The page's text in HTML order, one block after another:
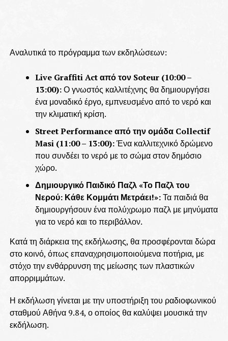
Αναλυτικά το πρόγραμμα των εκδηλώσεων:
Live Graffiti Act από τον Soteur (10:00 –
13:00):Ο γνωστός καλλιτέχνης θα δημιουργήσει
ένα μοναδικό έργο, εμπνευσμένο από το νερό και
την κλιματική κρίση.
Street Performance από την ομάδα Collectif
Masi (11:00 – 13:00):Ένα καλλιτεχνικό δρώμενο
που συνδέει το νερό με το σώμα στον δημόσιο
χώρο.
Δημιουργικό Παιδικό Παζλ «Το Παζλ του
Νερού: Κάθε Κομμάτι Μετράει!»:Τα παιδιά θα
δημιουργήσουν ένα πολύχρωμο παζλ με μηνύματα
για το νερό και το περιβάλλον.
Κατά τη διάρκεια της εκδήλωσης, θα προσφέρονται δώρα
στο κοινό, όπως επαναχρησιμοποιούμενα ποτήρια, με
στόχο την ενθάρρυνση της μείωσης των πλαστικών
απορριμμάτων.
Η εκδήλωση γίνεται με την υποστήριξη του ραδιοφωνικού
σταθμού Αθήνα 9.84, ο οποίος θα καλύψει μουσικά την
εκδήλωση.